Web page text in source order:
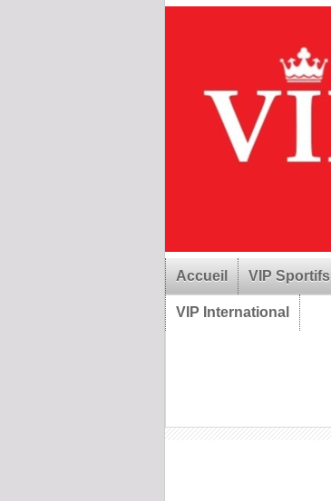
Accueil VIP Sportifs
VIP International